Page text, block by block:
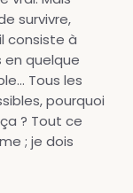
survivre,
consiste à
en quelque
Tous les
pourquoi
? Tout ce
; je dois